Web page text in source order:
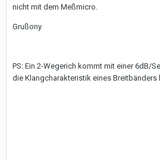
nicht mit dem Meßmicro.
Grußony
PS: Ein 2-Wegerich kommt mit einer 6dB/
die Klangcharakteristik eines Breitbänders